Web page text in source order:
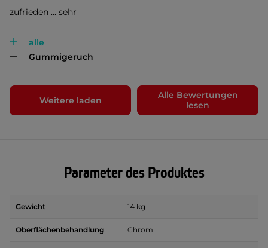
zufrieden ... sehr
alle
Gummigeruch
Weitere laden
Alle Bewertungen
lesen
Parameter des Produktes
Gewicht 14 kg
Oberflächenbehandlung Chrom